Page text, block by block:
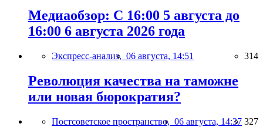
Медиаобзор: С 16:00 5 августа до
16:00 6 августа 2026 года
Экспресс-анализ, 06 августа, 14:51 314
Революция качества на таможне
или новая бюрократия?
Постсоветское пространство, 06 августа, 14:37 327